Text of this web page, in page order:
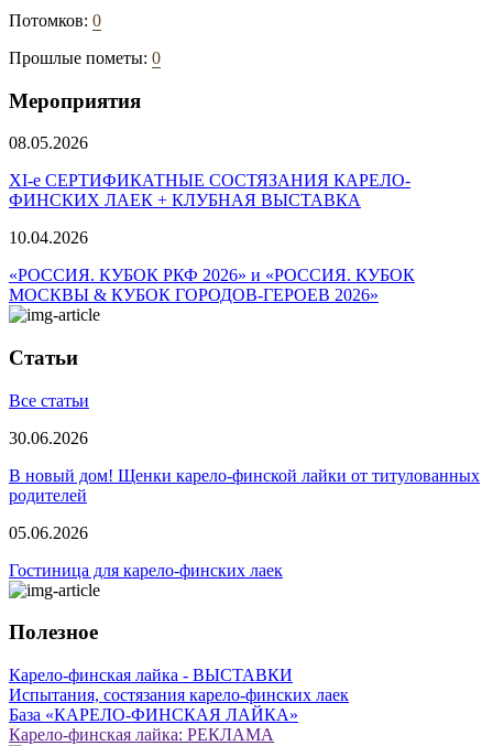
Потомков: 0
Прошлые пометы: 0
Мероприятия
08.05.2026
ХI-е СЕРТИФИКАТНЫЕ СОСТЯЗАНИЯ КАРЕЛО-
ФИНСКИХ ЛАЕК + КЛУБНАЯ ВЫСТАВКА
10.04.2026
«РОССИЯ. КУБОК РКФ 2026» и «РОССИЯ. КУБОК
МОСКВЫ & КУБОК ГОРОДОВ-ГЕРОЕВ 2026»
Статьи
Все статьи
30.06.2026
В новый дом! Щенки карело-финской лайки от титулованных
родителей
05.06.2026
Гостиница для карело-финских лаек
Полезное
Карело-финская лайка - ВЫСТАВКИ
Испытания, состязания карело-финских лаек
База «КАРЕЛО-ФИНСКАЯ ЛАЙКА»
Карело-финская лайка: РЕКЛАМА